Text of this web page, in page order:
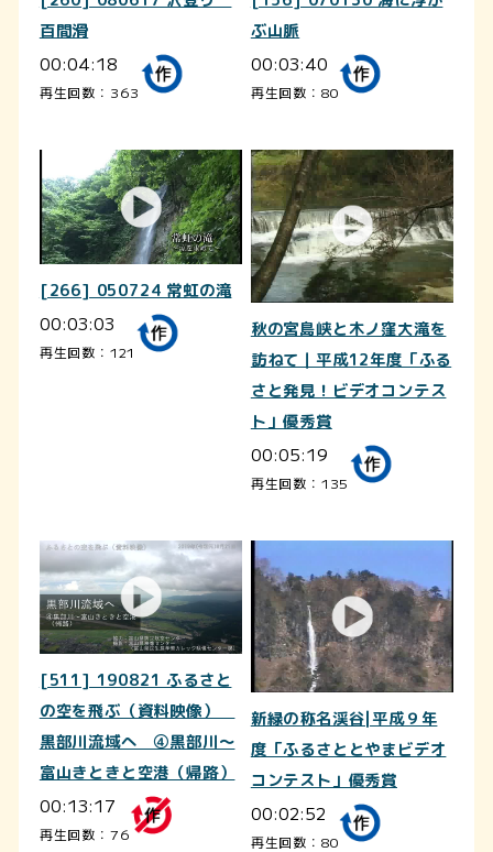
百間滑
00:04:18
再生回数：363
ぶ山脈
00:03:40
再生回数：80
[266] 050724 常虹の滝
00:03:03
再生回数：121
秋の宮島峡と木ノ窪大滝を
訪ねて｜平成12年度「ふる
さと発見！ビデオコンテス
ト」優秀賞
00:05:19
再生回数：135
[511] 190821 ふるさと
の空を飛ぶ（資料映像）
黒部川流域へ ④黒部川～
富山きときと空港（帰路）
00:13:17
再生回数：76
新緑の称名渓谷|平成９年
度「ふるさととやまビデオ
コンテスト」優秀賞
00:02:52
再生回数：80